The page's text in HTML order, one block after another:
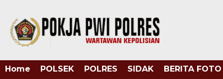
Home POLSEK POLRES SIDAK BERITA FOTO